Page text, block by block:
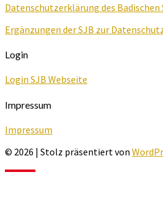
Datenschutzerklärung des Badischen
Ergänzungen der SJB zur
Login
Login SJB Webseite
Impressum
Impressum
© 2026 | Stolz präsentiert von